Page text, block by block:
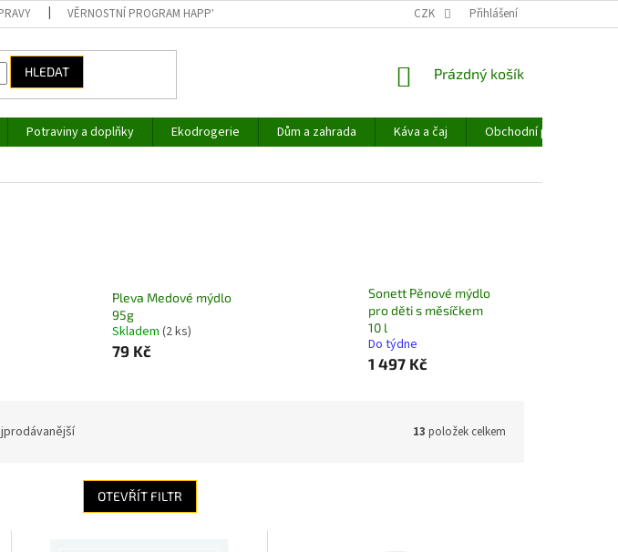
VĚRNOSTNÍ PROGRAM HAPPYHEMP® NAPIŠTE NÁM
CZK Přihlášení
HLEDAT
NÁKUPNÍ
Prázdný košík
Potraviny a doplňky Ekodrogerie Dům a zahrada Káva a čaj
Obchodní podmínky
Pleva Medové mýdlo
95g
Skladem (2 ks)
79 Kč
Sonett Pěnové mýdlo
pro děti s měsíčkem
10 l
Do týdne
1 497 Kč
13 položek celkem
OTEVŘÍT FILTR